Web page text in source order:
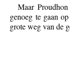
Maar
genoeg te gaan
grote weg van de